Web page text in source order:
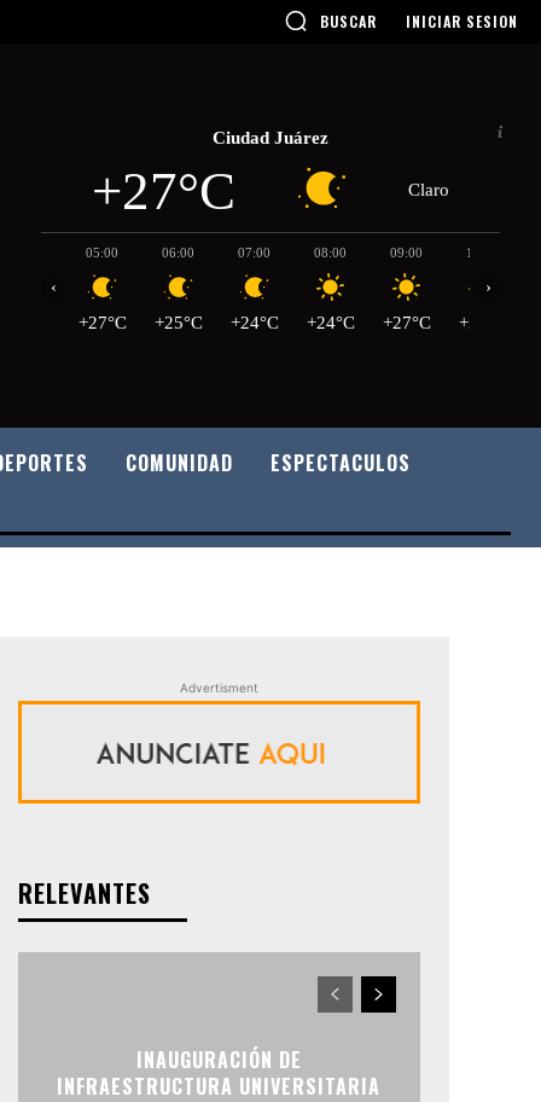
BUSCAR INICIAR SESION
Ciudad Juárez
+27°C Claro
05:00
+27°C
06:00
+25°C
07:00
+24°C
08:00
+24°C
09:00
+27°C
10:00
+29°C
‹ ›
COMUNIDAD
ESPECTACULOS
Advertisment
RELEVANTES
INAUGURACIÓN DE
INFRAESTRUCTURA UNIVERSITARIA